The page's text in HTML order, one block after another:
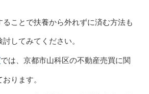
ることで扶養から外れずに済む方法も
してみてください。
では、京都市山科区の不動産売買に関
ります。